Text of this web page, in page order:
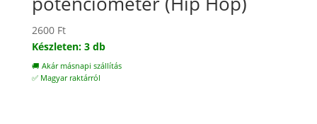
2600 Ft
Készleten: 3 db
🚚 Akár másnapi szállítás
✅ Magyar raktárról